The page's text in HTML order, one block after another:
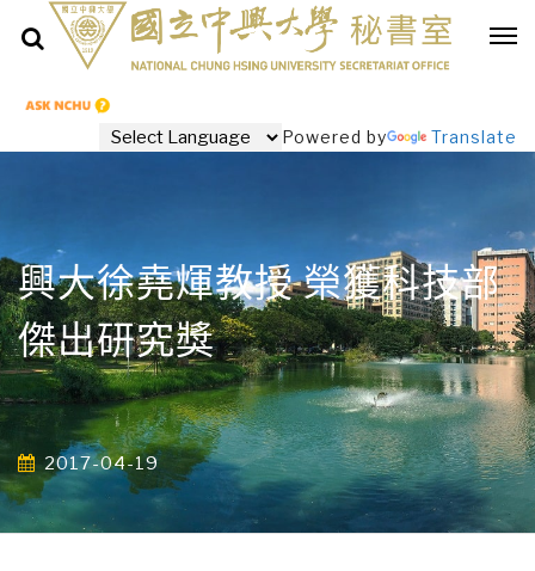
Powered by Translate
興大徐堯煇教授 榮獲科技部
傑出研究獎
2017-04-19